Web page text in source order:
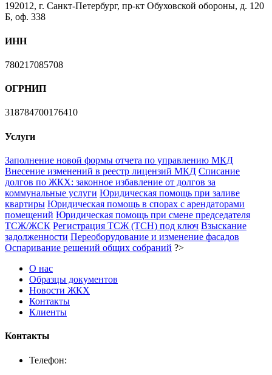
192012, г. Санкт-Петербург, пр-кт Обуховской обороны, д. 120
Б, оф. 338
ИНН
780217085708
ОГРНИП
318784700176410
Услуги
Заполнение новой формы отчета по управлению МКД
Внесение изменений в реестр лицензий МКД Списание
долгов по ЖКХ: законное избавление от долгов за
коммунальные услуги Юридическая помощь при заливе
квартиры Юридическая помощь в спорах с арендаторами
помещений Юридическая помощь при смене председателя
ТСЖ/ЖСК Регистрация ТСЖ (ТСН) под ключ Взыскание
задолженности Переоборудование и изменение фасадов
Оспаривание решений общих собраний ?>
О нас
Образцы документов
Новости ЖКХ
Контакты
Клиенты
Контакты
Телефон: